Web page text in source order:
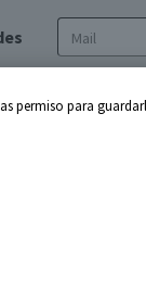
de
permiso para